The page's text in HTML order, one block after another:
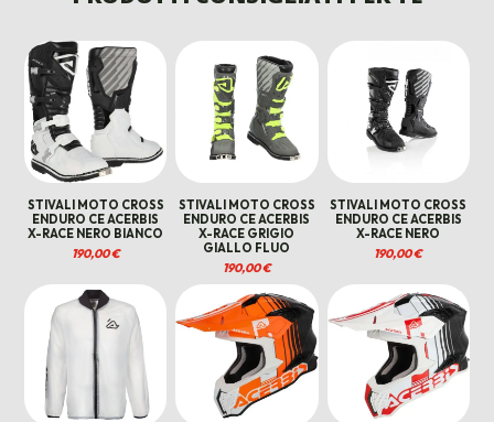
STIVALI MOTO CROSS
ENDURO CE ACERBIS
X-RACE NERO BIANCO
190,00€
STIVALI MOTO CROSS
ENDURO CE ACERBIS
X-RACE GRIGIO
GIALLO FLUO
190,00€
STIVALI MOTO CROSS
ENDURO CE ACERBIS
X-RACE NERO
190,00€